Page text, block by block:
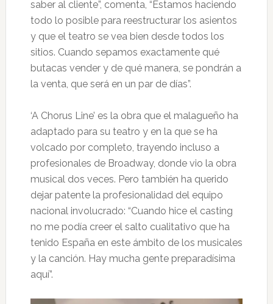
saber al cliente”, comenta, “Estamos haciendo
todo lo posible para reestructurar los asientos
y que el teatro se vea bien desde todos los
sitios. Cuando sepamos exactamente qué
butacas vender y de qué manera, se pondrán a
la venta, que será en un par de días”.
‘A Chorus Line’ es la obra que el malagueño ha
adaptado para su teatro y en la que se ha
volcado por completo, trayendo incluso a
profesionales de Broadway, donde vio la obra
musical dos veces. Pero también ha querido
dejar patente la profesionalidad del equipo
nacional involucrado: “Cuando hice el casting
no me podía creer el salto cualitativo que ha
tenido España en este ámbito de los musicales
y la canción. Hay mucha gente preparadísima
aquí”.